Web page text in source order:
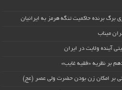
برگ برنده حاکمیت تنگه هرمز به ایرانیان
میناب
آینده ولایت در ایران
بر نظریه «فقیه غایب»
بر امکان زن بودن حضرت ولی عصر (عج)